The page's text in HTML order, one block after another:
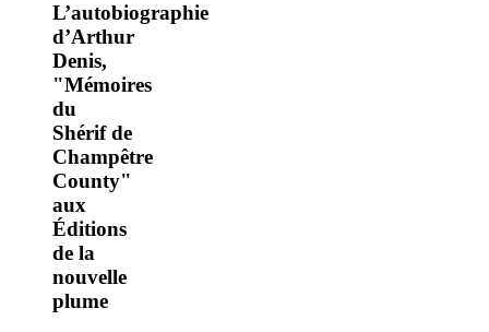
L’autobiographie
d’Arthur
Denis,
"Mémoires
du
Shérif de
Champêtre
County"
aux
Éditions
de la
nouvelle
plume